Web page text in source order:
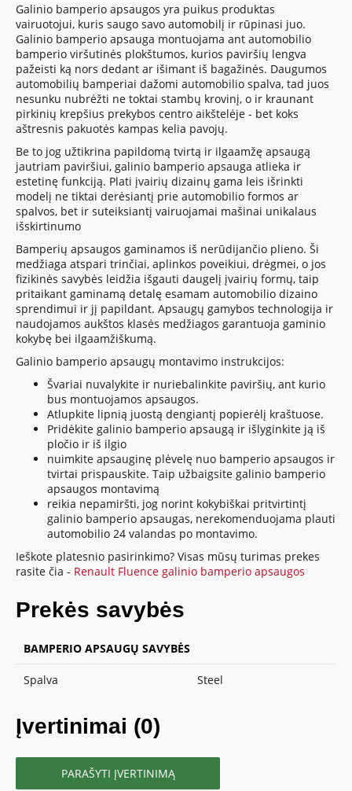
Galinio bamperio apsaugos yra puikus produktas
vairuotojui, kuris saugo savo automobilį ir rūpinasi juo.
Galinio bamperio apsauga montuojama ant automobilio
bamperio viršutinės plokštumos, kurios paviršių lengva
pažeisti ką nors dedant ar išimant iš bagažinės. Daugumos
automobilių bamperiai dažomi automobilio spalva, tad juos
nesunku nubrėžti ne toktai stambų krovinį, o ir kraunant
pirkinių krepšius prekybos centro aikštelėje - bet koks
aštresnis pakuotės kampas kelia pavojų.
Be to jog užtikrina papildomą tvirtą ir ilgaamžę apsaugą
jautriam paviršiui, galinio bamperio apsauga atlieka ir
estetinę funkciją. Plati įvairių dizainų gama leis išrinkti
modelį ne tiktai derėsiantį prie automobilio formos ar
spalvos, bet ir suteiksiantį vairuojamai mašinai unikalaus
išskirtinumo
Bamperių apsaugos gaminamos iš nerūdijančio plieno. Ši
medžiaga atspari trinčiai, aplinkos poveikiui, drėgmei, o jos
fizikinės savybės leidžia išgauti daugelį įvairių formų, taip
pritaikant gaminamą detalę esamam automobilio dizaino
sprendimui ir jį papildant. Apsaugų gamybos technologija ir
naudojamos aukštos klasės medžiagos garantuoja gaminio
kokybę bei ilgaamžiškumą.
Galinio bamperio apsaugų montavimo instrukcijos:
Švariai nuvalykite ir nuriebalinkite paviršių, ant kurio
bus montuojamos apsaugos.
Atlupkite lipnią juostą dengiantį popierėlį kraštuose.
Pridėkite galinio bamperio apsaugą ir išlyginkite ją iš
pločio ir iš ilgio
nuimkite apsauginę plėvelę nuo bamperio apsaugos ir
tvirtai prispauskite. Taip užbaigsite galinio bamperio
apsaugos montavimą
reikia nepamiršti, jog norint kokybiškai pritvirtintį
galinio bamperio apsaugas, nerekomenduojama plauti
automobilio 24 valandas po montavimo.
Ieškote platesnio pasirinkimo? Visas mūsų turimas prekes
rasite čia - Renault Fluence galinio bamperio apsaugos
Prekės savybės
BAMPERIO APSAUGŲ SAVYBĖS
Spalva Steel
Įvertinimai (0)
PARAŠYTI ĮVERTINIMĄ